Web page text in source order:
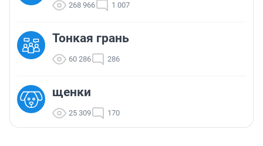
268 966 1 007
Тонкая грань
60 286 286
щенки
25 309 170